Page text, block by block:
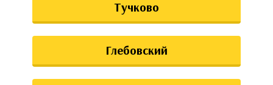
Тучково
Глебовский